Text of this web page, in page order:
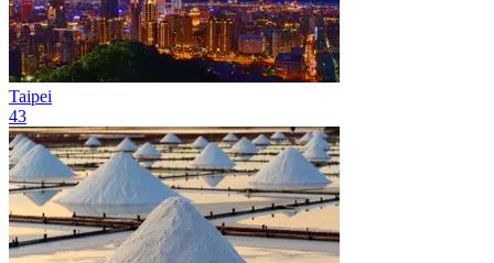
Taipei
43